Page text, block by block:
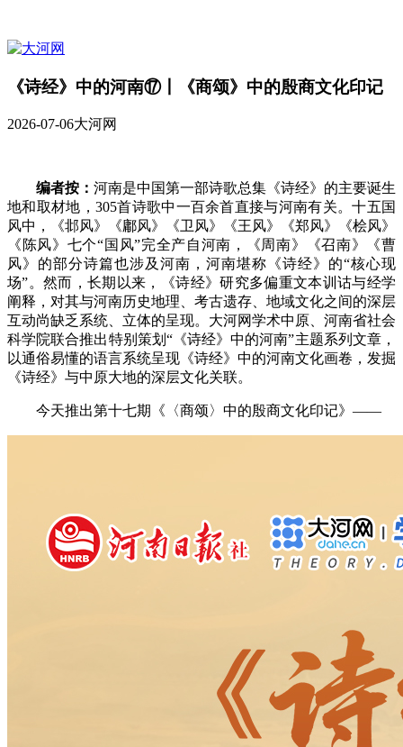
《诗经》中的河南⑰丨《商颂》中的殷商文化印记
2026-07-06大河网
编者按： 河南是中国第一部诗歌总集《诗经》的主要诞生
地和取材地，305首诗歌中一百余首直接与河南有关。十五国
风中，《邶风》《鄘风》《卫风》《王风》《郑风》《桧风》
《陈风》七个“国风”完全产自河南，《周南》《召南》《曹
风》的部分诗篇也涉及河南，河南堪称《诗经》的“核心现
场”。然而，长期以来，《诗经》研究多偏重文本训诂与经学
阐释，对其与河南历史地理、考古遗存、地域文化之间的深层
互动尚缺乏系统、立体的呈现。大河网学术中原、河南省社会
科学院联合推出特别策划“《诗经》中的河南”主题系列文章，
以通俗易懂的语言系统呈现《诗经》中的河南文化画卷，发掘
《诗经》与中原大地的深层文化关联。
今天推出第十七期《〈商颂〉中的殷商文化印记》——